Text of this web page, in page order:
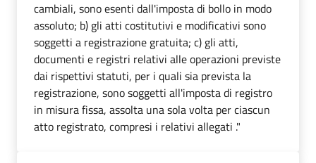
cambiali, sono esenti dall'imposta di bollo in modo
assoluto; b) gli atti costitutivi e modificativi sono
soggetti a registrazione gratuita; c) gli atti,
documenti e registri relativi alle operazioni previste
dai rispettivi statuti, per i quali sia prevista la
registrazione, sono soggetti all'imposta di registro
in misura fissa, assolta una sola volta per ciascun
atto registrato, compresi i relativi allegati ."